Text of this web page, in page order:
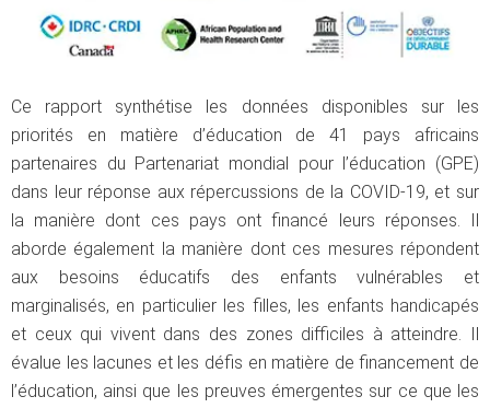
Ce rapport synthétise les données disponibles sur les
priorités en matière d’éducation de 41 pays africains
partenaires du Partenariat mondial pour l’éducation (GPE)
dans leur réponse aux répercussions de la COVID-19, et sur
la manière dont ces pays ont financé leurs réponses. Il
aborde également la manière dont ces mesures répondent
aux besoins éducatifs des enfants vulnérables et
marginalisés, en particulier les filles, les enfants handicapés
et ceux qui vivent dans des zones difficiles à atteindre. Il
évalue les lacunes et les défis en matière de financement de
l’éducation, ainsi que les preuves émergentes sur ce que les